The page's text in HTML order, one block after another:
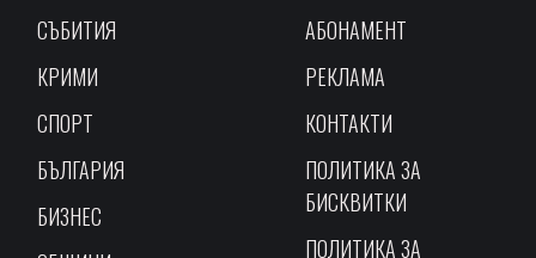
СЪБИТИЯ
КРИМИ
СПОРТ
БЪЛГАРИЯ
БИЗНЕС
АБОНАМЕНТ
РЕКЛАМА
КОНТАКТИ
ПОЛИТИКА ЗА
БИСКВИТКИ
ПОЛИТИКА ЗА